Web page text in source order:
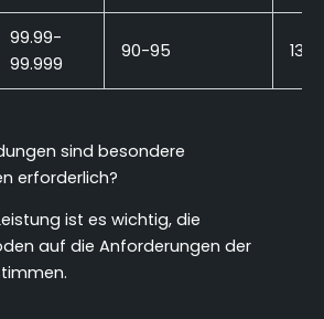
99.99-
99.999
90-95
sind besondere
erforderlich?
ist es wichtig, die
auf die Anforderungen der